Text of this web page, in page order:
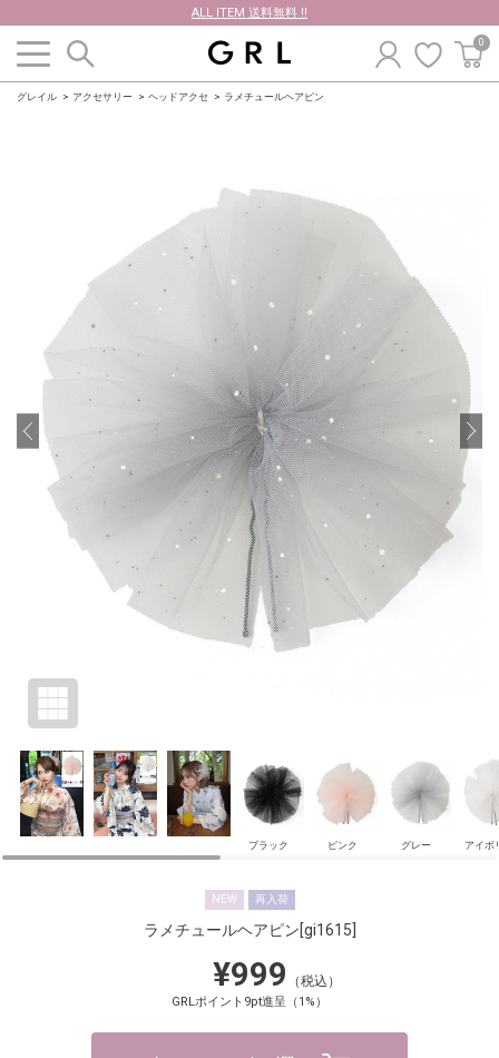
ALL ITEM 送料無料 !!
0
グレイル アクセサリー ヘッドアクセ ラメチュールヘアピン
ブラック ピンク グレー アイボ
NEW 再入荷
ラメチュールヘアピン[gi1615]
¥999 （税込）
GRLポイント9pt進呈（1%）